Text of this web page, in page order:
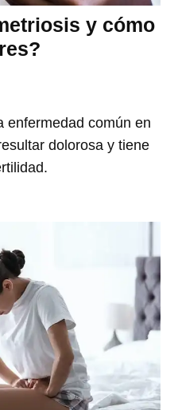
y cómo
enfermedad común en
dolorosa y tiene